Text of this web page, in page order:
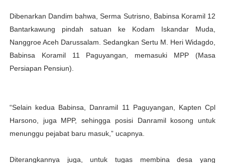
Dibenarkan Dandim bahwa, Serma Sutrisno, Babinsa Koramil 12
Bantarkawung pindah satuan ke Kodam Iskandar Muda,
Nanggroe Aceh Darussalam. Sedangkan Sertu M. Heri Widagdo,
Babinsa Koramil 11 Paguyangan, memasuki MPP (Masa
Persiapan Pensiun).
“Selain kedua Babinsa, Danramil 11 Paguyangan, Kapten Cpl
Harsono, juga MPP, sehingga posisi Danramil kosong untuk
menunggu pejabat baru masuk,” ucapnya.
Diterangkannya juga, untuk tugas membina desa yang